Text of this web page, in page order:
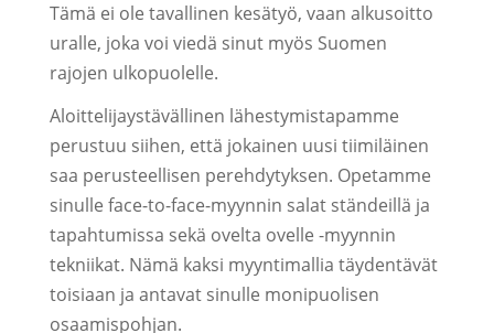
Tämä ei ole tavallinen kesätyö, vaan alkusoitto
uralle, joka voi viedä sinut myös Suomen
rajojen ulkopuolelle.
Aloittelijaystävällinen lähestymistapamme
perustuu siihen, että jokainen uusi tiimiläinen
saa perusteellisen perehdytyksen. Opetamme
sinulle face-to-face-myynnin salat ständeillä ja
tapahtumissa sekä ovelta ovelle -myynnin
tekniikat. Nämä kaksi myyntimallia täydentävät
toisiaan ja antavat sinulle monipuolisen
osaamispohjan.